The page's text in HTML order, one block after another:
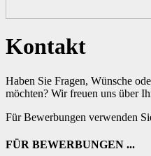
Unsere Stellenangebote
Initiativbewerbung
Zeitarbeit – ist das was für mich?
Unsere Standorte
Über uns
Personalanfrage
Kontakt
Haben Sie Fragen, Wünsche
möchten? Wir freuen uns über
Für Bewerbungen verwenden
FÜR BEWERBUNGEN ...